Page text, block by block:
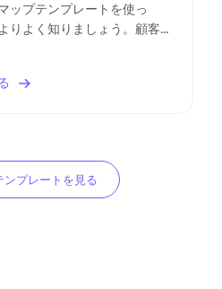
ップテンプレートを使っ
りよく知りましょう。顧客
ンプレートを見る